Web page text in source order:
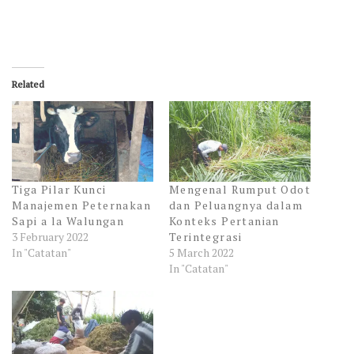
Related
Tiga Pilar Kunci
Manajemen Peternakan
Sapi a la Walungan
3 February 2022
In "Catatan"
Mengenal Rumput Odot
dan Peluangnya dalam
Konteks Pertanian
Terintegrasi
5 March 2022
In "Catatan"